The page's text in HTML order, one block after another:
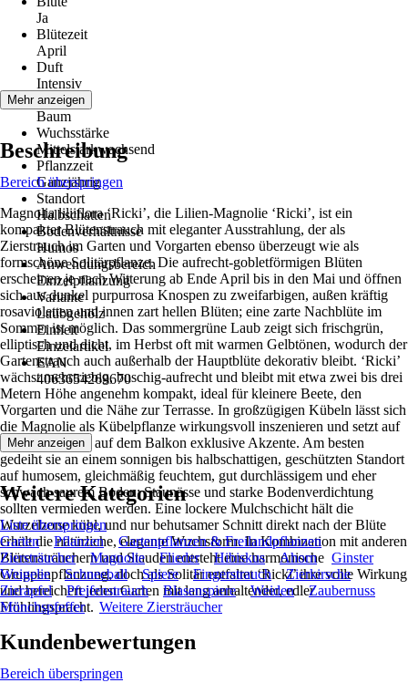
Ja
Blütezeit
April
Duft
Intensiv
Wuchs
Baum
Wuchsstärke
Mittelstarkwachsend
Pflanzzeit
Ganzjährig
Standort
Halbschatten
Bodenverhältnisse
Humos
Anwendungsbereich
Einzelpflanzung
Variante
Laubgehölz
Einheit
Einzelartikel
EAN
4063654269670
Mehr anzeigen
Beschreibung
Bereich überspringen
Magnolia liliiflora ‘Ricki’, die Lilien-Magnolie ‘Ricki’, ist ein
kompakter Blütenstrauch mit eleganter Ausstrahlung, der als
Zierstrauch im Garten und Vorgarten ebenso überzeugt wie als
formschöne Solitärpflanze. Die aufrecht-gobletförmigen Blüten
erscheinen je nach Witterung ab Ende April bis in den Mai und öffnen
sich aus dunkel purpurrosa Knospen zu zweifarbigen, außen kräftig
rosavioletten und innen zart hellen Blüten; eine zarte Nachblüte im
Sommer ist möglich. Das sommergrüne Laub zeigt sich frischgrün,
elliptisch und dicht, im Herbst oft mit warmen Gelbtönen, wodurch der
Gartenstrauch auch außerhalb der Hauptblüte dekorativ bleibt. ‘Ricki’
wächst mehrtriebig, buschig-aufrecht und bleibt mit etwa zwei bis drei
Metern Höhe angenehm kompakt, ideal für kleinere Beete, den
Vorgarten und die Nähe zur Terrasse. In großzügigen Kübeln lässt sich
die Magnolie als Kübelpflanze wirkungsvoll inszenieren und setzt auf
Eingängen oder auf dem Balkon exklusive Akzente. Am besten
gedeiht sie an einem sonnigen bis halbschattigen, geschützten Standort
auf humosem, gleichmäßig feuchtem, gut durchlässigem und eher
schwach saurem Boden; Staunässe und starke Bodenverdichtung
sollten vermieden werden. Eine lockere Mulchschicht hält die
Wurzelzone kühl, und nur behutsamer Schnitt direkt nach der Blüte
erhält die natürliche, elegante Wuchsform. In Kombination mit anderen
Blütensträuchern und Stauden entsteht eine harmonische
Gruppenpflanzung, doch als Solitär entfaltet ‘Ricki’ ihre volle Wirkung
und bereichert jeden Garten mit lang anhaltender, edler
Frühlingspracht.
Mehr anzeigen
Weitere Kategorien
Liste überspringen
Garten
Pflanzen
Gartenpflanzen & Freilandpflanzen
Ziersträucher
Magnolie Flieder Hibiskus Ahorn
Ginster
Weigelie
Schneeball Spiere Fingerstrauch
Zierkirsche
Zierapfel
Pfeifenstrauch Blasenspiere Weiden
Zaubernuss
Mönchspfeffer
Weitere Ziersträucher
Kundenbewertungen
Bereich überspringen